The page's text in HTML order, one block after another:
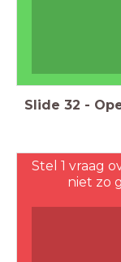
Slide 32 -
Stel 1 vraag
niet zo